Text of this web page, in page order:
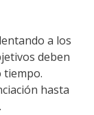
a los
deben
tiempo.
hasta